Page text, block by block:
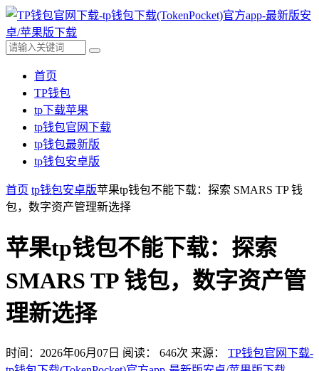
首页
TP钱包
tp下载苹果
tp钱包官网下载
tp钱包最新版
tp钱包安卓版
首页 tp钱包安卓版苹果tp钱包不能下载：探索 SMARS TP 钱
包，数字资产管理新选择
苹果tp钱包不能下载：探索
SMARS TP 钱包，数字资产管
理新选择
时间：2026年06月07日 阅读： 646次 来源： TP钱包官网下载-